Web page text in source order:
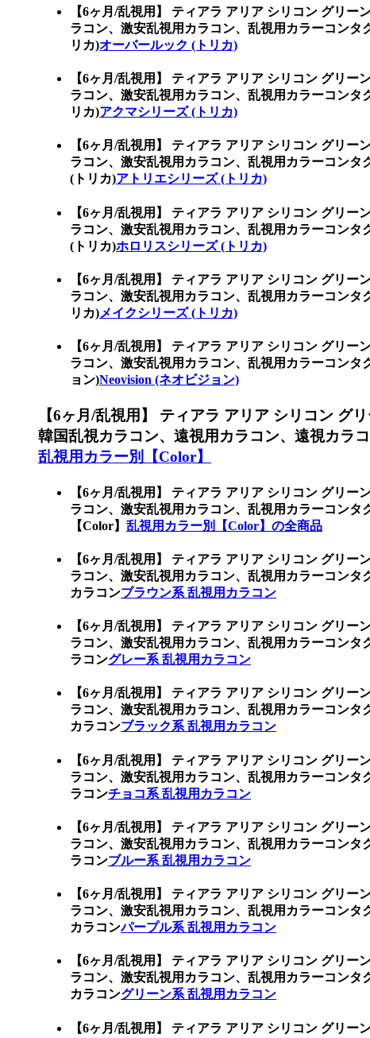
【6ヶ月/乱視用】 ティアラ アリア シリコン グリー
ラコン、激安乱視用カラコン、乱視用カラーコン
リカ)オーバールック (トリカ)
【6ヶ月/乱視用】 ティアラ アリア シリコン グリー
ラコン、激安乱視用カラコン、乱視用カラーコン
リカ)アクマシリーズ (トリカ)
【6ヶ月/乱視用】 ティアラ アリア シリコン グリー
ラコン、激安乱視用カラコン、乱視用カラーコン
(トリカ)アトリエシリーズ (トリカ)
【6ヶ月/乱視用】 ティアラ アリア シリコン グリー
ラコン、激安乱視用カラコン、乱視用カラーコン
(トリカ)ホロリスシリーズ (トリカ)
【6ヶ月/乱視用】 ティアラ アリア シリコン グリー
ラコン、激安乱視用カラコン、乱視用カラーコン
リカ)メイクシリーズ (トリカ)
【6ヶ月/乱視用】 ティアラ アリア シリコン グリー
ラコン、激安乱視用カラコン、乱視用カラーコン
ョン)Neovision (ネオビジョン)
【6ヶ月/乱視用】 ティアラ アリア シリコン グ
韓国乱視カラコン、遠視用カラコン、遠視カラ
乱視用カラー別【Color】
【6ヶ月/乱視用】 ティアラ アリア シリコン グリー
ラコン、激安乱視用カラコン、乱視用カラーコン
【Color】 乱視用カラー別【Color】の全商品
【6ヶ月/乱視用】 ティアラ アリア シリコン グリー
ラコン、激安乱視用カラコン、乱視用カラーコン
カラコンブラウン系 乱視用カラコン
【6ヶ月/乱視用】 ティアラ アリア シリコン グリー
ラコン、激安乱視用カラコン、乱視用カラーコン
ラコングレー系 乱視用カラコン
【6ヶ月/乱視用】 ティアラ アリア シリコン グリー
ラコン、激安乱視用カラコン、乱視用カラーコン
カラコンブラック系 乱視用カラコン
【6ヶ月/乱視用】 ティアラ アリア シリコン グリー
ラコン、激安乱視用カラコン、乱視用カラーコン
ラコンチョコ系 乱視用カラコン
【6ヶ月/乱視用】 ティアラ アリア シリコン グリー
ラコン、激安乱視用カラコン、乱視用カラーコン
ラコンブルー系 乱視用カラコン
【6ヶ月/乱視用】 ティアラ アリア シリコン グリー
ラコン、激安乱視用カラコン、乱視用カラーコン
カラコンパープル系 乱視用カラコン
【6ヶ月/乱視用】 ティアラ アリア シリコン グリー
ラコン、激安乱視用カラコン、乱視用カラーコン
カラコングリーン系 乱視用カラコン
【6ヶ月/乱視用】 ティアラ アリア シリコン グリー